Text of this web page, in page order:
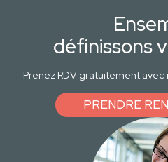
définissons
Prenez RDV gratuitement
PRENDRE